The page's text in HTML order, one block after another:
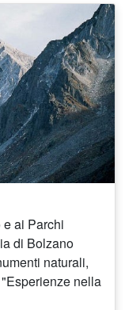
ai Parchi
di Bolzano
naturali,
nella